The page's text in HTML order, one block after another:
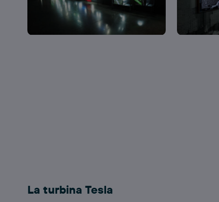
La turbina Tesla